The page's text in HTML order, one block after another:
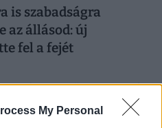
My Personal
is szabadságra
az állásod: új
fel a fejét
karrierszünet nemcsak a
is új pályára állíthatja.